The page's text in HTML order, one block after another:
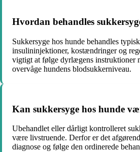
Hvordan behandles
Sukkersyge hos hunde behandles
insulininjektioner, kostændringer og
vigtigt at følge dyrlægens instruktioner
overvåge hundens blodsukkerniveau.
Kan sukkersyge hos hunde
Ubehandlet eller dårligt kontrolleret
være livstruende. Derfor er det
diagnose og følge den ordinerede